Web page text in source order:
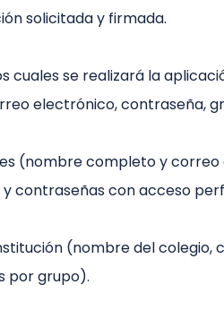
solicitada y firmada.
cuales se realizará la
electrónico, contraseña,
(nombre completo y
contraseñas con acceso
(nombre del colegio,
por grupo).